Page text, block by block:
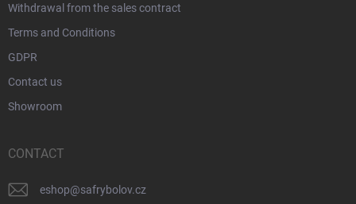
Withdrawal from the sales contract
Terms and Conditions
GDPR
Contact us
Showroom
CONTACT
eshop@safrybolov.cz